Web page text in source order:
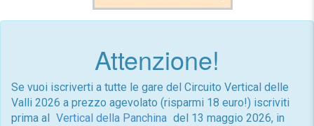
Attenzione!
Se vuoi iscriverti a tutte le gare del Circuito Vertical delle
Valli 2026 a prezzo agevolato (risparmi 18 euro!) iscriviti
prima al
Vertical della Panchina del 13 maggio 2026, in